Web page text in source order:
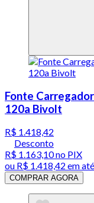
Fonte
120a Bivolt
R$ 1.418,42
Desconto
R$ 1.163,10no PIX
ou R$ 1.418,42 em até
COMPRAR AGORA